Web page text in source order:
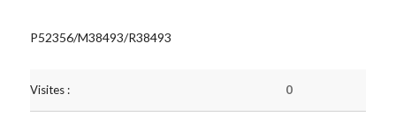
P52356/M38493/R38493
Visites : 0